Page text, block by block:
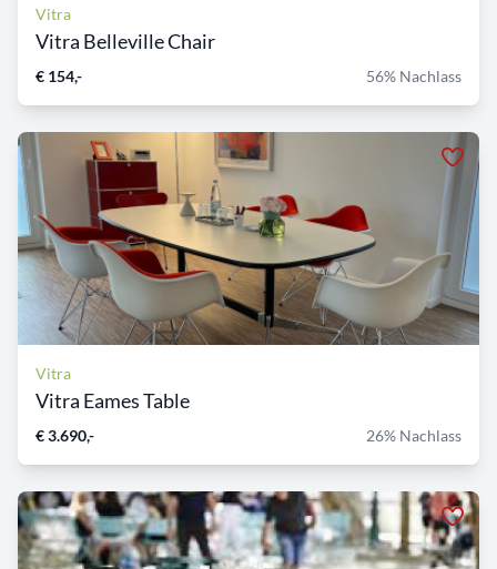
Vitra
Vitra Belleville Chair
€ 154,- 56% Nachlass
Vitra
Vitra Eames Table
€ 3.690,- 26% Nachlass